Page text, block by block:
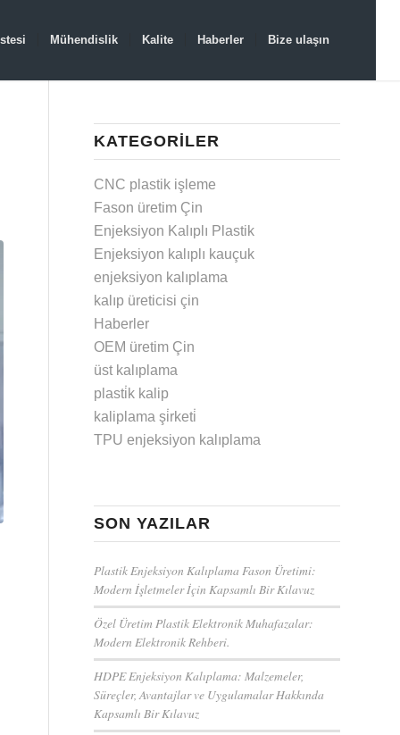
Mühendislik Kalite Haberler Bize ulaşın
KATEGORILER
CNC plastik işleme
Fason üretim Çin
Enjeksiyon Kalıplı Plastik
Enjeksiyon kalıplı kauçuk
enjeksiyon kalıplama
kalıp üreticisi çin
Haberler
OEM üretim Çin
üst kalıplama
plasti̇k kalip
kaliplama şi̇rketi̇
TPU enjeksiyon kalıplama
SON YAZILAR
Plastik Enjeksiyon Kalıplama Fason Üretimi:
Modern İşletmeler İçin Kapsamlı Bir Kılavuz
Özel Üretim Plastik Elektronik Muhafazalar:
Modern Elektronik Rehberi.
HDPE Enjeksiyon Kalıplama: Malzemeler,
Süreçler, Avantajlar ve Uygulamalar Hakkında
Kapsamlı Bir Kılavuz